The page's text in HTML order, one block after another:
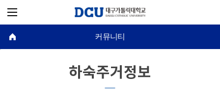
커뮤니티
하숙주거정보